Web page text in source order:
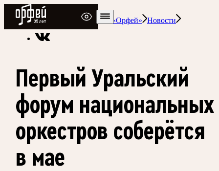
Радио Орфей
Радио классической музыки «Орфей»
Новости
Первый Уральский
форум национальных
оркестров соберётся
в мае